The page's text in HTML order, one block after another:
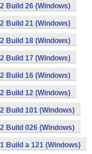
Build 26 (Windows)
Build 21 (Windows)
Build 18 (Windows)
Build 17 (Windows)
Build 16 (Windows)
Build 12 (Windows)
Build 101 (Windows)
Build 026 (Windows)
Build a 121 (Windows)